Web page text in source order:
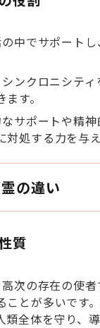
中でサポート
ンクロニシティ
す。
サポートや精
処する力を与え
の違い
質
次の存在の使
ことが多いです
全体を守り、導